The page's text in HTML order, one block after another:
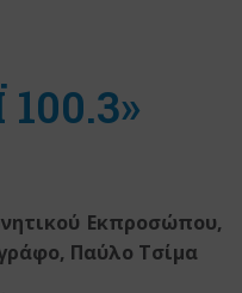
Εκπροσώπου,
Παύλο Τσίμα